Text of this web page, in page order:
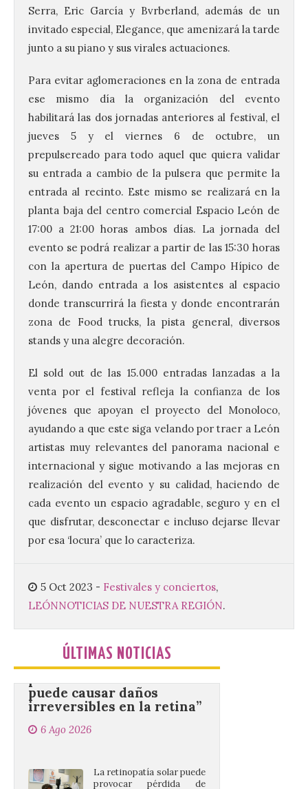
Serra, Eric García y Bvrberland, además de un
invitado especial, Elegance, que amenizará la tarde
junto a su piano y sus virales actuaciones.
Para evitar aglomeraciones en la zona de entrada
ese mismo día la organización del evento
habilitará las dos jornadas anteriores al festival, el
jueves 5 y el viernes 6 de octubre, un
prepulsereado para todo aquel que quiera validar
su entrada a cambio de la pulsera que permite la
entrada al recinto. Este mismo se realizará en la
planta baja del centro comercial Espacio León de
17:00 a 21:00 horas ambos días. La jornada del
evento se podrá realizar a partir de las 15:30 horas
con la apertura de puertas del Campo Hípico de
León, dando entrada a los asistentes al espacio
donde transcurrirá la fiesta y donde encontrarán
zona de Food trucks, la pista general, diversos
stands y una alegre decoración.
El sold out de las 15.000 entradas lanzadas a la
venta por el festival refleja la confianza de los
jóvenes que apoyan el proyecto del Monoloco,
ayudando a que este siga velando por traer a León
artistas muy relevantes del panorama nacional e
internacional y sigue motivando a las mejoras en
realización del evento y su calidad, haciendo de
cada evento un espacio agradable, seguro y en el
que disfrutar, desconectar e incluso dejarse llevar
por esa ‘locura’ que lo caracteriza.
5 Oct 2023 - Festivales y conciertos,
LEÓNNOTICIAS DE NUESTRA REGIÓN.
ÚLTIMAS NOTICIAS
Bañeza presenta el
Festival One More Time,
una cita con la música de
los 80 y 90 para el 16 de
agosto en la Plaza Mayor.
6 Ago 2026
Se celebrará el próximo
domingo 16 de agosto, a
partir de las 23:00 horas,
en la Plaza Mayor de la
ciudad. El Salón de Plenos
del Ayuntamiento de La Bañeza ha
“Mirar un eclipse sin
protección adecuada
puede causar daños
irreversibles en la retina”
6 Ago 2026
el campo visual y
alteraciones en la